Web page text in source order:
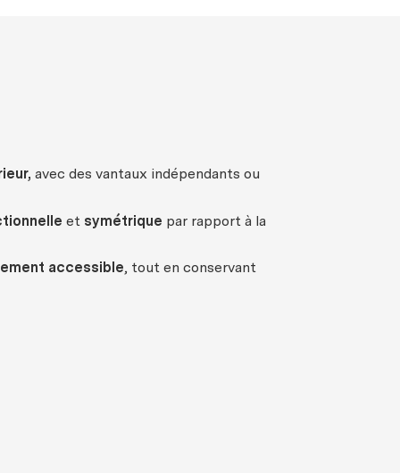
, avec des vantaux indépendants ou
et symétrique par rapport à la
accessible, tout en conservant